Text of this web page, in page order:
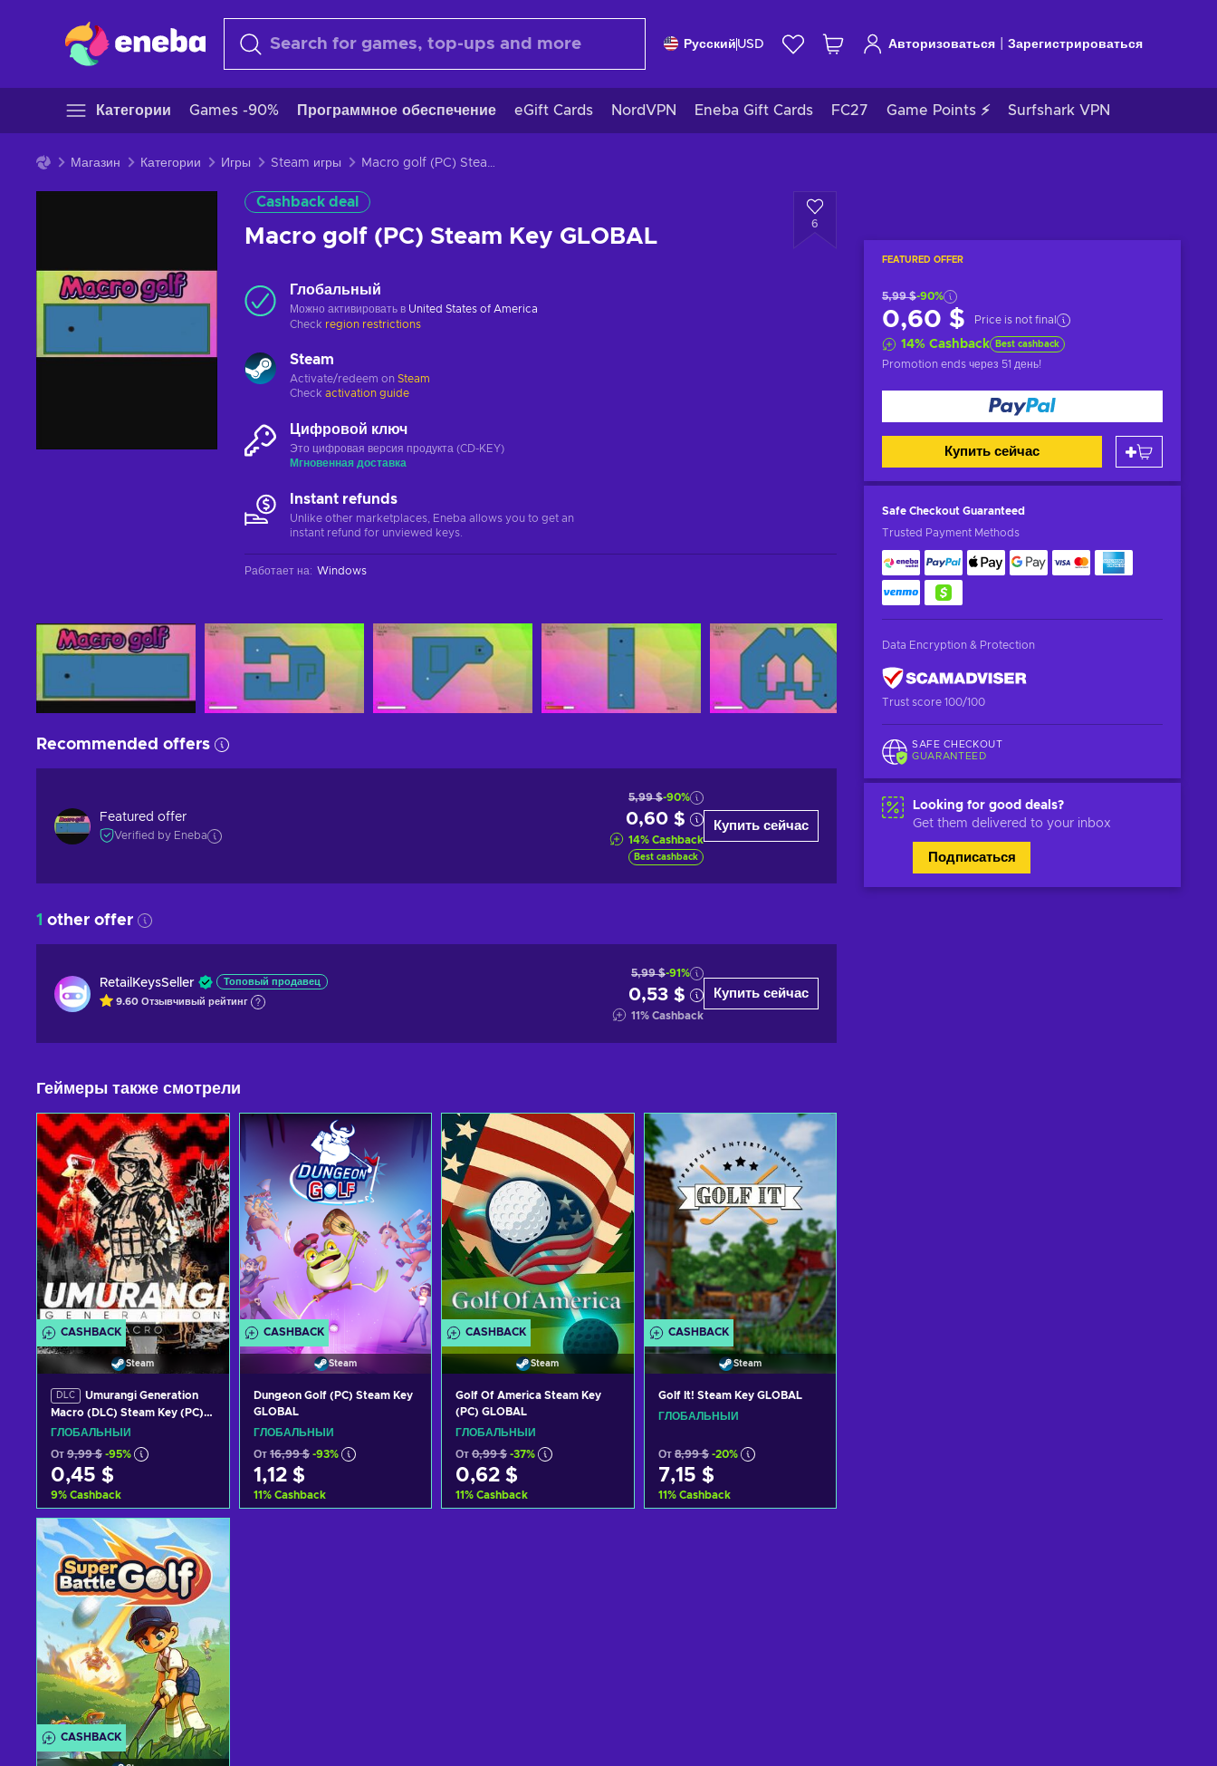
Русский USD Авторизоваться Зарегистрироваться
Категории Games -90% Программное обеспечение eGift Cards NordVPN Eneba Gift Cards FC27 Game Points ⚡ Surfshark VPN
Магазин Категории Игры Steam игры Macro golf (PC) Steam Key GLOBAL
Cashback deal
Macro golf (PC) Steam Key GLOBAL
6
FEATURED OFFER
5,99 $-90%
0,60 $ Price is not final
14% Cashback Best cashback
Promotion ends через 51 день!
Купить сейчас
Safe Checkout Guaranteed
Trusted Payment Methods
Data Encryption & Protection
Trust score 100/100
SAFE CHECKOUT
GUARANTEED
Looking for good deals?
Get them delivered to your inbox
Подписаться
Глобальный
Можно активировать в United States of America
Check region restrictions
Steam
Activate/redeem on Steam
Check activation guide
Цифровой ключ
Это цифровая версия продукта (CD-KEY)
Мгновенная доставка
Instant refunds
Unlike other marketplaces, Eneba allows you to get an
instant refund for unviewed keys.
Работает на: Windows
Recommended offers
Featured offer
Verified by Eneba
5,99 $-90%
0,60 $
14% Cashback
Best cashback
Купить сейчас
1 other offer
RetailKeysSeller Топовый продавец
9.60 Отзывчивый рейтинг
5,99 $-91%
0,53 $
11% Cashback
Купить сейчас
Геймеры также смотрели
CASHBACK
Steam
DLC
Umurangi Generation
Macro (DLC) Steam Key (PC)
GLOBAL
ГЛОБАЛЬНЫЙ
От 9,99 $ -95%
0,45 $
9% Cashback
Добавить в корзину
View offers
CASHBACK
Steam
Dungeon Golf (PC) Steam Key
GLOBAL
ГЛОБАЛЬНЫЙ
От 16,99 $ -93%
1,12 $
11% Cashback
CASHBACK
Steam
Golf Of America Steam Key
(PC) GLOBAL
ГЛОБАЛЬНЫЙ
От 0,99 $ -37%
0,62 $
11% Cashback
CASHBACK
Steam
Golf It! Steam Key GLOBAL
ГЛОБАЛЬНЫЙ
От 8,99 $ -20%
7,15 $
11% Cashback
CASHBACK